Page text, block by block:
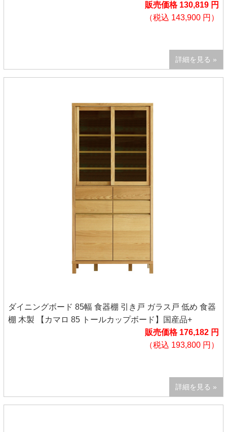
販売価格 130,819 円
（税込 143,900 円）
詳細を見る »
ダイニングボード 85幅 食器棚 引き戸 ガラス戸 低め 食器
棚 木製 【カマロ 85 トールカップボード】国産品+
販売価格 176,182 円
（税込 193,800 円）
詳細を見る »